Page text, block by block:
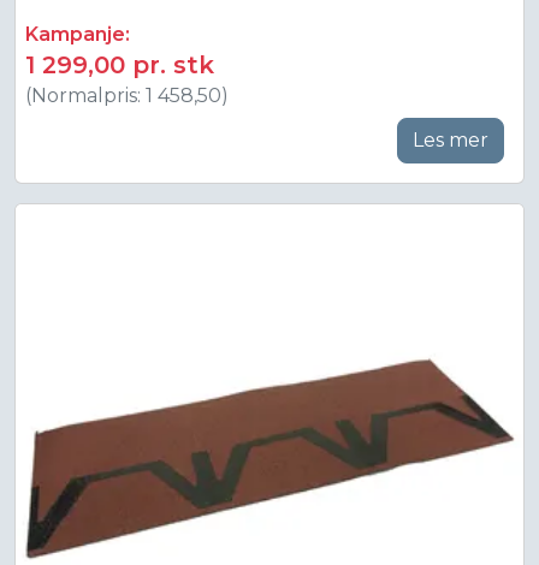
Kampanje:
1 299,00 pr. stk
(Normalpris: 1 458,50)
Les mer